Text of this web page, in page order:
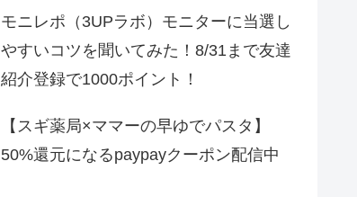
モニレポ（3UPラボ）モニターに当選し
やすいコツを聞いてみた！8/31まで友達
紹介登録で1000ポイント！
【スギ薬局×ママーの早ゆでパスタ】
50%還元になるpaypayクーポン配信中